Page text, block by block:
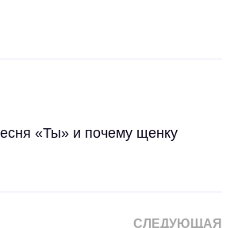
«Ты» и почему щенку
СЛЕДУЮЩАЯ